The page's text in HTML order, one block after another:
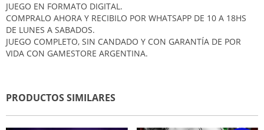
JUEGO EN FORMATO DIGITAL.
COMPRALO AHORA Y RECIBILO POR WHATSAPP DE 10 A 18HS
DE LUNES A SABADOS.
JUEGO COMPLETO, SIN CANDADO Y CON GARANTÍA DE POR
VIDA CON GAMESTORE ARGENTINA.
PRODUCTOS SIMILARES